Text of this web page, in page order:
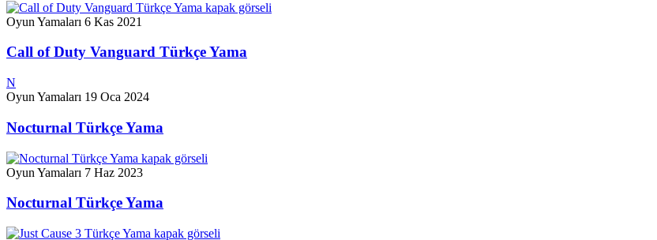
Oyun Yamaları 6 Kas 2021
Call of Duty Vanguard Türkçe Yama
N
Oyun Yamaları 19 Oca 2024
Nocturnal Türkçe Yama
Oyun Yamaları 7 Haz 2023
Nocturnal Türkçe Yama